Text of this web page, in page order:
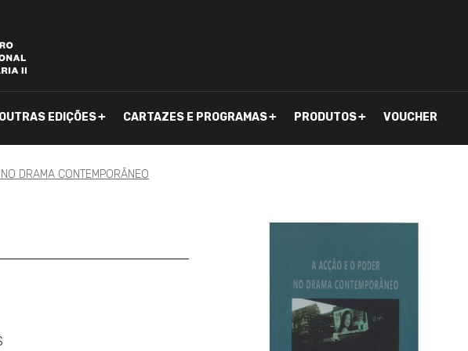
OUTRAS EDIÇÕES CARTAZES E PROGRAMAS PRODUTOS VOUCHER
DRAMA CONTEMPORÂNEO